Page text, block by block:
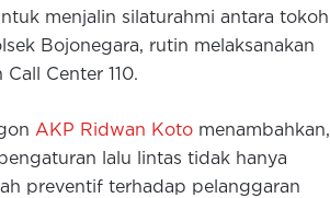
menjalin silaturahmi antara tokoh
Bojonegara, rutin melaksanakan
Center 110.
AKP Ridwan Koto menambahkan,
lalu lintas tidak hanya
preventif terhadap pelanggaran